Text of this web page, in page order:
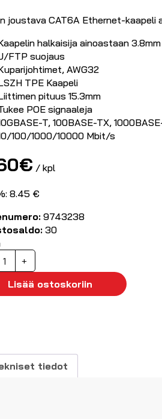
joustava CAT6A Ethernet-kaapeli
halkaisija ainoastaan 3.8mm
FTP suojaus
AWG32
TPE Kaapeli
pituus 15.3mm
POE signaaleja
T, 100BASE-TX,
100/1000/10000 Mbit/s
€ / kpl
8.45 €
9743238
30
FTP
+
Lisää ostoskoriin
tiedot